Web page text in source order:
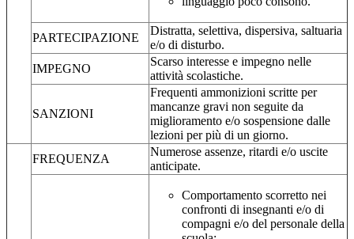
PARTECIPAZIONE
Distratta, selettiva, dispersiva, saltuaria
e/o di disturbo.
IMPEGNO
Scarso interesse e impegno nelle
attività scolastiche.
SANZIONI
Frequenti ammonizioni scritte per
mancanze gravi non seguite da
miglioramento e/o sospensione dalle
lezioni per più di un giorno.
FREQUENZA
Numerose assenze, ritardi e/o uscite
anticipate.
Comportamento scorretto nei
confronti di insegnanti e/o di
compagni e/o del personale della